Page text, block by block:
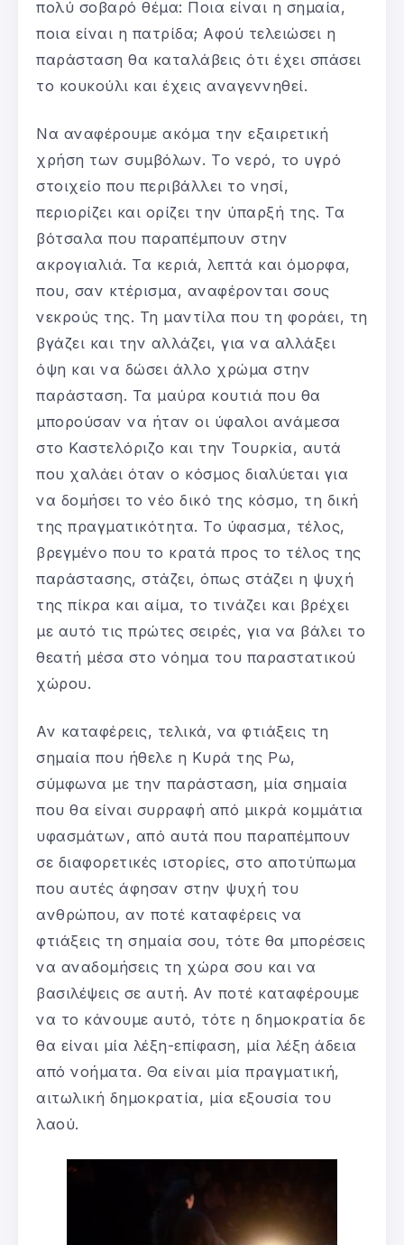
πολύ σοβαρό θέμα: Ποια είναι η σημαία,
ποια είναι η πατρίδα; Αφού τελειώσει η
παράσταση θα καταλάβεις ότι έχει σπάσει
το κουκούλι και έχεις αναγεννηθεί.
Να αναφέρουμε ακόμα την εξαιρετική
χρήση των συμβόλων. Το νερό, το υγρό
στοιχείο που περιβάλλει το νησί,
περιορίζει και ορίζει την ύπαρξή της. Τα
βότσαλα που παραπέμπουν στην
ακρογιαλιά. Τα κεριά, λεπτά και όμορφα,
που, σαν κτέρισμα, αναφέρονται σους
νεκρούς της. Τη μαντίλα που τη φοράει, τη
βγάζει και την αλλάζει, για να αλλάξει
όψη και να δώσει άλλο χρώμα στην
παράσταση. Τα μαύρα κουτιά που θα
μπορούσαν να ήταν οι ύφαλοι ανάμεσα
στο Καστελόριζο και την Τουρκία, αυτά
που χαλάει όταν ο κόσμος διαλύεται για
να δομήσει το νέο δικό της κόσμο, τη δική
της πραγματικότητα. Το ύφασμα, τέλος,
βρεγμένο που το κρατά προς το τέλος της
παράστασης, στάζει, όπως στάζει η ψυχή
της πίκρα και αίμα, το τινάζει και βρέχει
με αυτό τις πρώτες σειρές, για να βάλει το
θεατή μέσα στο νόημα του παραστατικού
χώρου.
Αν καταφέρεις, τελικά, να φτιάξεις τη
σημαία που ήθελε η Κυρά της Ρω,
σύμφωνα με την παράσταση, μία σημαία
που θα είναι συρραφή από μικρά κομμάτια
υφασμάτων, από αυτά που παραπέμπουν
σε διαφορετικές ιστορίες, στο αποτύπωμα
που αυτές άφησαν στην ψυχή του
ανθρώπου, αν ποτέ καταφέρεις να
φτιάξεις τη σημαία σου, τότε θα μπορέσεις
να αναδομήσεις τη χώρα σου και να
βασιλέψεις σε αυτή. Αν ποτέ καταφέρουμε
να το κάνουμε αυτό, τότε η δημοκρατία δε
θα είναι μία λέξη-επίφαση, μία λέξη άδεια
από νοήματα. Θα είναι μία πραγματική,
αιτωλική δημοκρατία, μία εξουσία του
λαού.